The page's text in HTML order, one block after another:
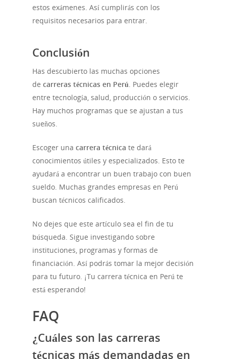
estos exámenes. Así cumplirás con los
requisitos necesarios para entrar.
Conclusión
Has descubierto las muchas opciones
de carreras técnicas en Perú. Puedes elegir
entre tecnología, salud, producción o servicios.
Hay muchos programas que se ajustan a tus
sueños.
Escoger una carrera técnica te dará
conocimientos útiles y especializados. Esto te
ayudará a encontrar un buen trabajo con buen
sueldo. Muchas grandes empresas en Perú
buscan técnicos calificados.
No dejes que este artículo sea el fin de tu
búsqueda. Sigue investigando sobre
instituciones, programas y formas de
financiación. Así podrás tomar la mejor decisión
para tu futuro. ¡Tu carrera técnica en Perú te
está esperando!
FAQ
¿Cuáles son las carreras
técnicas más demandadas en